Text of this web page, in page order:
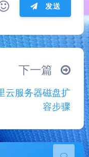
Sans Serif Serif
深阴影
落 暗化 灰度
发送
ノ
下一篇
云服务器磁盘扩
容步骤